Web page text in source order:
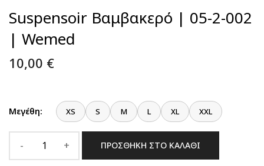
Suspensoir Βαμβακερό | 05-2-002
| Wemed
10,00 €
Μεγέθη: XS S M L XL XXL
ΠΡΟΣΘΉΚΗ ΣΤΟ ΚΑΛΆΘΙ